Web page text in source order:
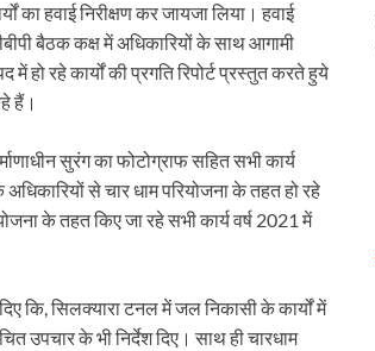
का हवाई निरीक्षण कर जायजा लिया। हवाई
बैठक कक्ष में अधिकारियों के साथ आगामी
में हो रहे कार्यों की प्रगति रिपोर्ट प्रस्तुत करते हुये
हैं।
सुरंग का फोटोग्राफ सहित सभी कार्य
से चार धाम परियोजना के तहत हो रहे
के तहत किए जा रहे सभी कार्य वर्ष 2021 में
कि, सिलक्यारा टनल में जल निकासी के कार्यों में
उपचार के भी निर्देश दिए। साथ ही चारधाम
हाईकोर्ट सख्त। 2,500 स्कूल एक शिक्षक के
उपनल नियमितीकरण पर सरकार से फिर जवाब
तलब